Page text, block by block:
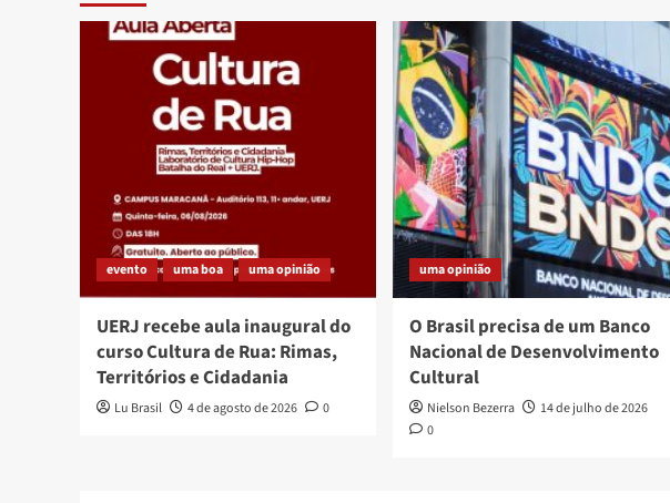
evento uma boa uma opinião
UERJ recebe aula inaugural do
curso Cultura de Rua: Rimas,
Territórios e Cidadania
Lu Brasil 4 de agosto de 2026 0
uma opinião
O Brasil precisa de um Banco
Nacional de Desenvolvimento
Cultural
Nielson Bezerra
14 de julho de 2026
0